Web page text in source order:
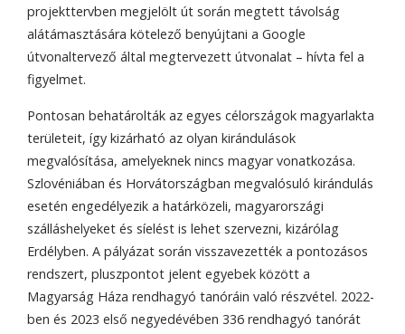
projekttervben megjelölt út során megtett távolság
alátámasztására kötelező benyújtani a Google
útvonaltervező által megtervezett útvonalat – hívta fel a
figyelmet.
Pontosan behatárolták az egyes célországok magyarlakta
területeit, így kizárható az olyan kirándulások
megvalósítása, amelyeknek nincs magyar vonatkozása.
Szlovéniában és Horvátországban megvalósuló kirándulás
esetén engedélyezik a határközeli, magyarországi
szálláshelyeket és síelést is lehet szervezni, kizárólag
Erdélyben. A pályázat során visszavezették a pontozásos
rendszert, pluszpontot jelent egyebek között a
Magyarság Háza rendhagyó tanóráin való részvétel. 2022-
ben és 2023 első negyedévében 336 rendhagyó tanórát